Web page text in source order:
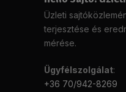
Üzleti
terjesztése és
mérése.
Ügyfélszolgálat:
+36 70/942-8269